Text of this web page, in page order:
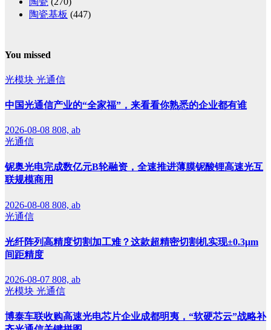
陶瓷基板 (447)
You missed
光模块 光通信
中国光通信产业的“全家福”，来看看你熟悉的企业都有谁
2026-08-08 808, ab
光通信
铌奥光电完成数亿元B轮融资，全速推进薄膜铌酸锂高速光互
联规模商用
2026-08-08 808, ab
光通信
光纤阵列高精度切割加工难？这款超精密切割机实现±0.3μm
间距精度
2026-08-07 808, ab
光模块 光通信
博泰车联收购高速光电芯片企业成都明夷，“软硬芯云”战略补